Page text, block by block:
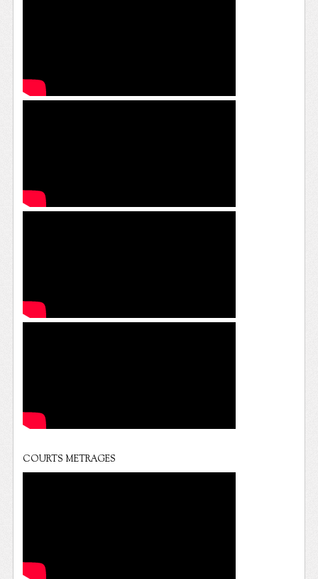
COURTS METRAGES